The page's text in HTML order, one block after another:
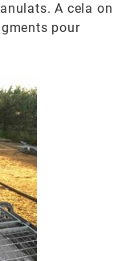
A cela on
pour